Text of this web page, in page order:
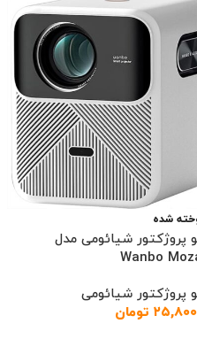
شده
پروژکتور شیائومی مدل
Wanbo
پروژکتور شیائومی
تومان